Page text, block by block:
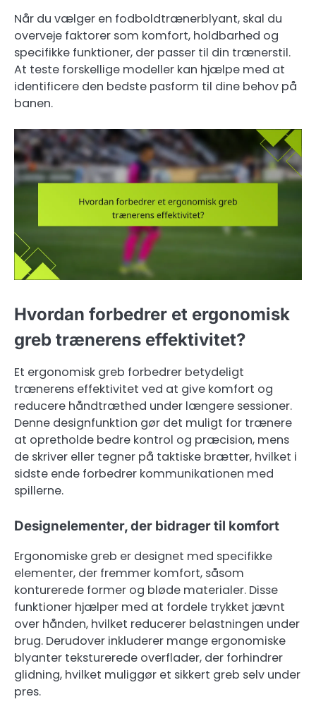
Når du vælger en fodboldtrænerblyant, skal du
overveje faktorer som komfort, holdbarhed og
specifikke funktioner, der passer til din trænerstil.
At teste forskellige modeller kan hjælpe med at
identificere den bedste pasform til dine behov på
banen.
Hvordan forbedrer et ergonomisk
greb trænerens effektivitet?
Et ergonomisk greb forbedrer betydeligt
trænerens effektivitet ved at give komfort og
reducere håndtræthed under længere sessioner.
Denne designfunktion gør det muligt for trænere
at opretholde bedre kontrol og præcision, mens
de skriver eller tegner på taktiske brætter, hvilket i
sidste ende forbedrer kommunikationen med
spillerne.
Designelementer, der bidrager til komfort
Ergonomiske greb er designet med specifikke
elementer, der fremmer komfort, såsom
konturerede former og bløde materialer. Disse
funktioner hjælper med at fordele trykket jævnt
over hånden, hvilket reducerer belastningen under
brug. Derudover inkluderer mange ergonomiske
blyanter teksturerede overflader, der forhindrer
glidning, hvilket muliggør et sikkert greb selv under
pres.